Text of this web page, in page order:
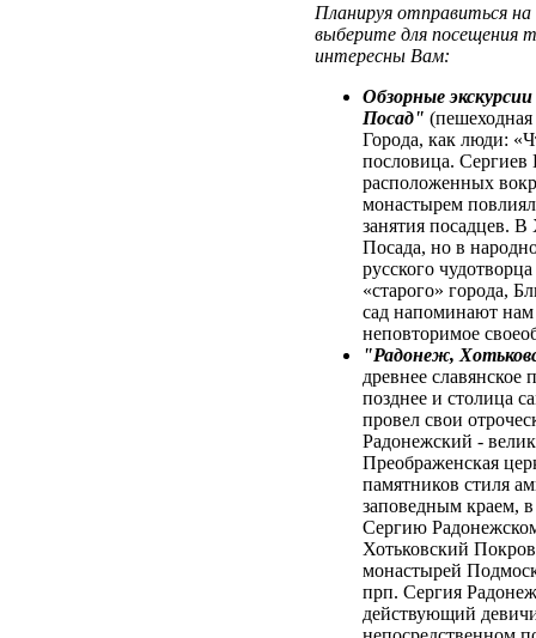
Планируя отправиться на
выберите для посещения
интересны Вам:
Обзорные
Посад" (пешеходная
Города, как люди:
пословица. Сергиев
расположенных
монастырем
занятия посадцев.
Посада, но в
русского
«старого» города,
сад напоминают
неповторимое
"Радонеж,
древнее славянское
позднее и столица
провел свои
Радонежский -
Преображенская
памятников стиля
заповедным краем,
Сергию
Хотьковский
монастырей
прп. Сергия
действующий